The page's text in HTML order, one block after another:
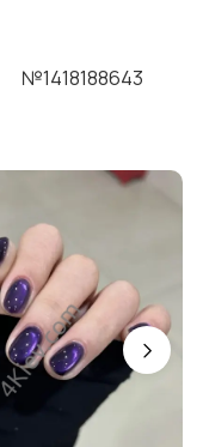
№1418188643